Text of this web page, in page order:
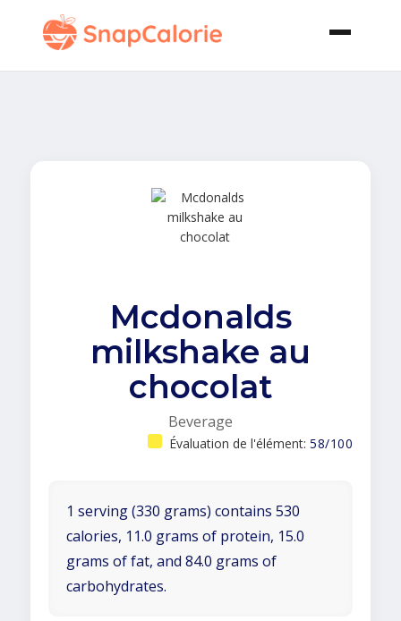
Mcdonalds
milkshake au
chocolat
Beverage
Évaluation de l'élément: 58/100
1 serving (330 grams) contains 530
calories, 11.0 grams of protein, 15.0
grams of fat, and 84.0 grams of
carbohydrates.